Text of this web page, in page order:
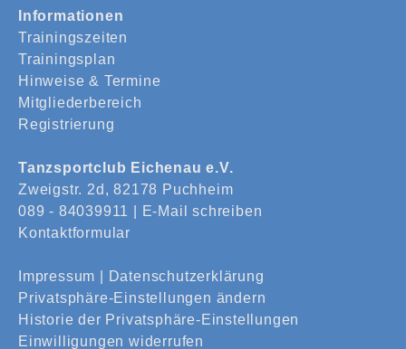
Informationen
Trainingszeiten
Trainingsplan
Hinweise & Termine
Mitgliederbereich
Registrierung
Tanzsportclub Eichenau e.V.
Zweigstr. 2d, 82178 Puchheim
089 - 84039911 |
E-Mail schreiben
Kontaktformular
Impressum
Datenschutzerklärung
Privatsphäre-Einstellungen ändern
Historie der Privatsphäre-Einstellungen
Einwilligungen widerrufen